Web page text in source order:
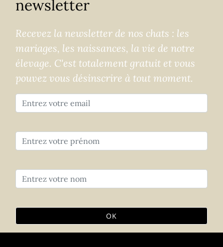
newsletter
Recevez la newsletter de nos chats : les
mariages, les naissances, la vie de notre
élevage. C'est totalement gratuit et vous
pouvez vous désinscrire à tout moment.
OK